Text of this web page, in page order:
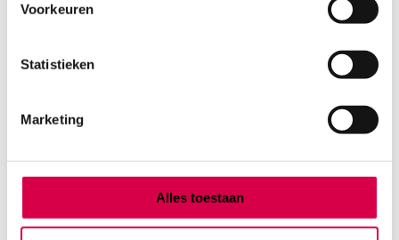
Voorkeuren
Statistieken
Marketing
Alles toestaan